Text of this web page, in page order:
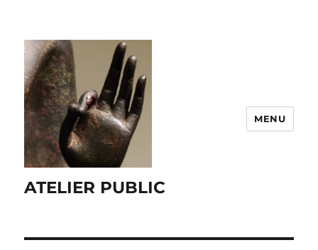
ATELIER PUBLIC
MENU